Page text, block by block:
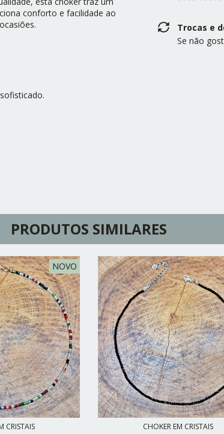
conforto e facilidade ao
Trocas e
Se não
PRODUTOS SIMILARES
NOVO
CRISTAIS CHOKER EM CRISTAIS